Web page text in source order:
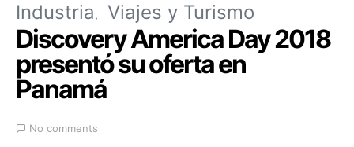
Industria Viajes y Turismo
Discovery America Day 2018
presentó su oferta en
Panamá
No comments